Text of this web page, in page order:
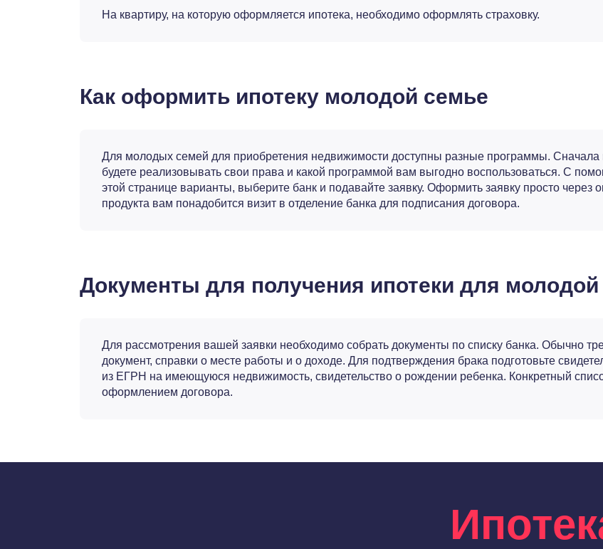
На квартиру, на которую оформляется ипотека, необходимо оформлять страховку.
Как оформить ипотеку молодой семье
Для молодых семей для приобретения недвижимости доступны разные программы.
будете реализовывать свои права и какой программой вам выгодно воспользоваться. С
этой странице варианты, выберите банк и подавайте заявку. Оформить заявку просто
продукта вам понадобится визит в отделение банка для подписания договора.
Документы для получения ипотеки для
Для рассмотрения вашей заявки необходимо собрать документы по списку банка. Обычно
документ, справки о месте работы и о доходе. Для подтверждения брака подготовьте
из ЕГРН на имеющуюся недвижимость, свидетельство о рождении ребенка. Конкретный
оформлением договора.